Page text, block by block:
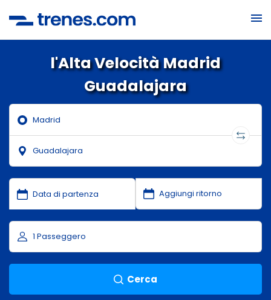
l'Alta Velocità Madrid
Guadalajara
Cerca